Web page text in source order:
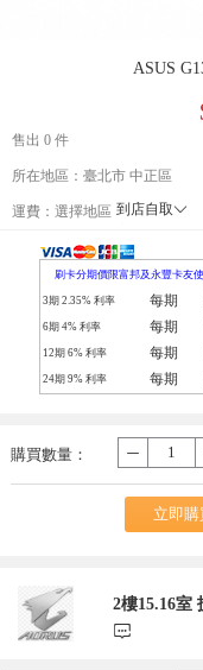
ASUS
售出 0 件
所在地區：臺北市 中正區
運費： 選擇地區 到店自取󰄘
刷卡分期價限富邦及永豐卡友
3期 2.35% 利率 每期
6期 4% 利率 每期
12期 6% 利率 每期
24期 9% 利率 每期
購買數量：
-
立即購
2樓15.16室
󰃨